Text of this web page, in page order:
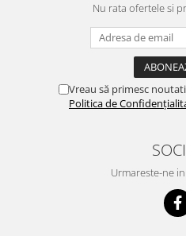
Nu rata ofertele si
Vreau să primesc
Politica de
Urmareste-ne